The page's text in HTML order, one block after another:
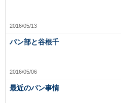
2016/05/13
パン部と谷根千
2016/05/06
最近のパン事情